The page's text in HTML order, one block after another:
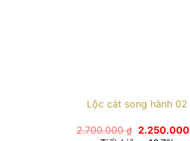
Lộc cát song hành 02
2.700.000₫
Giá
gốc
2.250.000